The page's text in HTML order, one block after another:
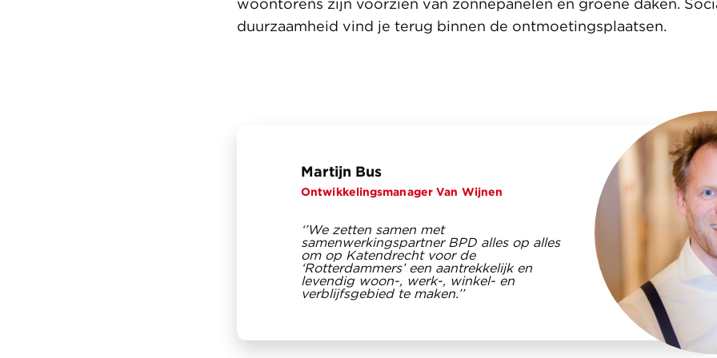
duurzaamheid vind je terug binnen de ontmoetingsplaatsen.
Martijn Bus
Ontwikkelingsmanager Van Wijnen
‘’We zetten samen met
samenwerkingspartner BPD alles op alles
om op Katendrecht voor de
‘Rotterdammers’ een aantrekkelijk en
levendig woon-, werk-, winkel- en
verblijfsgebied te maken.’’